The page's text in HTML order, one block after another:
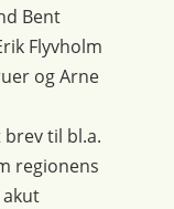
Bent
Flyvholm
og Arne
til bl.a.
regionens